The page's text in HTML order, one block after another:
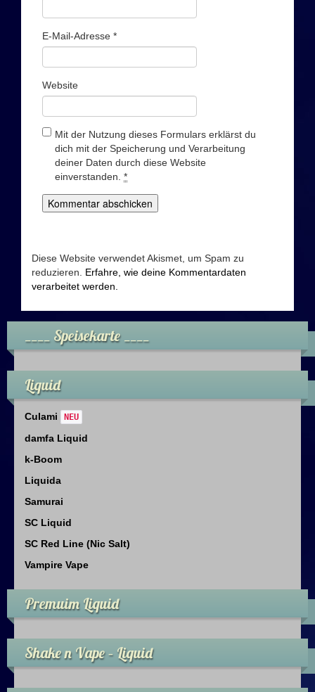
E-Mail-Adresse *
Website
Mit der Nutzung dieses Formulars erklärst du
dich mit der Speicherung und Verarbeitung
deiner Daten durch diese Website
einverstanden. *
Diese Website verwendet Akismet, um Spam zu
reduzieren. Erfahre, wie deine Kommentardaten
verarbeitet werden.
____ Speisekarte ____
Liquid
Culami NEU
damfa Liquid
k-Boom
Liquida
Samurai
SC Liquid
SC Red Line (Nic Salt)
Vampire Vape
Premuim Liquid
Shake n Vape – Liquid